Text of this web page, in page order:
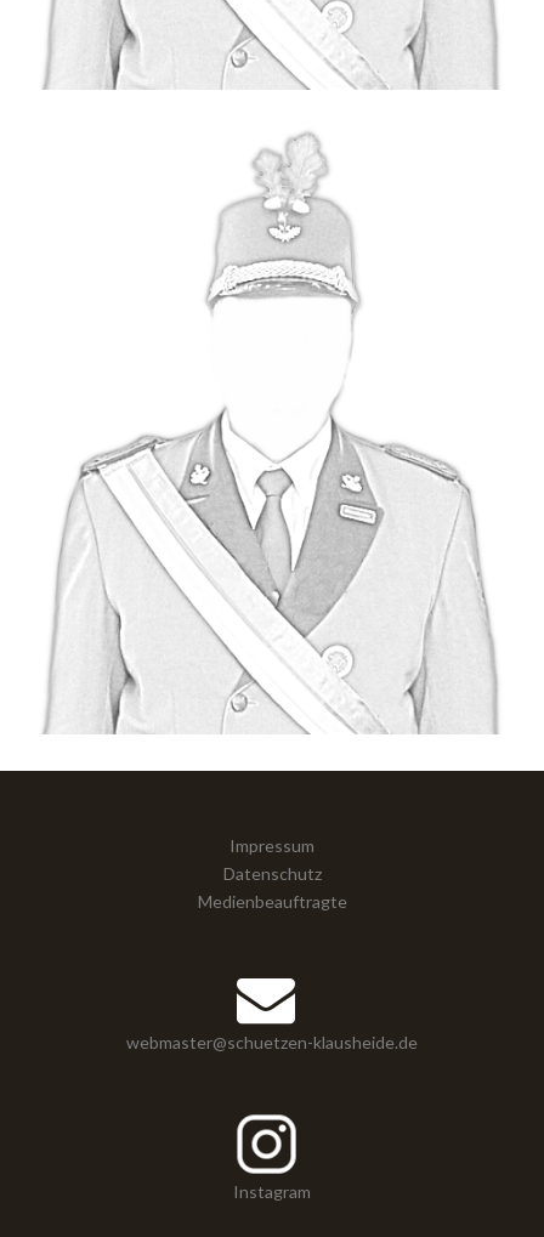
ZUG III
Impressum
Datenschutz
Medienbeauftragte
webmaster@schuetzen-klausheide.de
Instagram